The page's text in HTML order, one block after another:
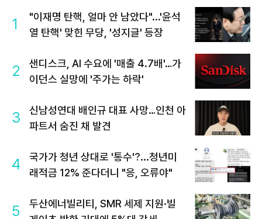
1
"이재명 탄핵, 얼마 안 남았다"...'윤석
열 탄핵' 맞힌 무당, '성지글' 등장
2
샌디스크, AI 수요에 '매출 4.7배'…가
이던스 실망에 '주가는 하락'
3
신남성연대 배인규 대표 사망…인천 아
파트서 숨진 채 발견
4
국가가 청년 상대로 '통수'?...청년미
래적금 12% 준다더니 "응, 오류야"
5
두산에너빌리티, SMR 세제 지원·빌